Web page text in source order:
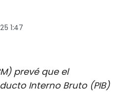
- MEDIO AMBIENTE
1:47
prevé que el
Interno Bruto (PIB)